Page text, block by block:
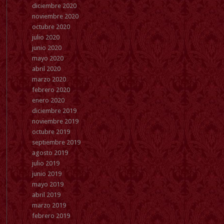
diciembre 2020
noviembre 2020
octubre 2020
julio 2020
junio 2020
mayo 2020
abril 2020
marzo 2020
febrero 2020
enero 2020
diciembre 2019
noviembre 2019
octubre 2019
septiembre 2019
agosto 2019
julio 2019
junio 2019
mayo 2019
abril 2019
marzo 2019
febrero 2019